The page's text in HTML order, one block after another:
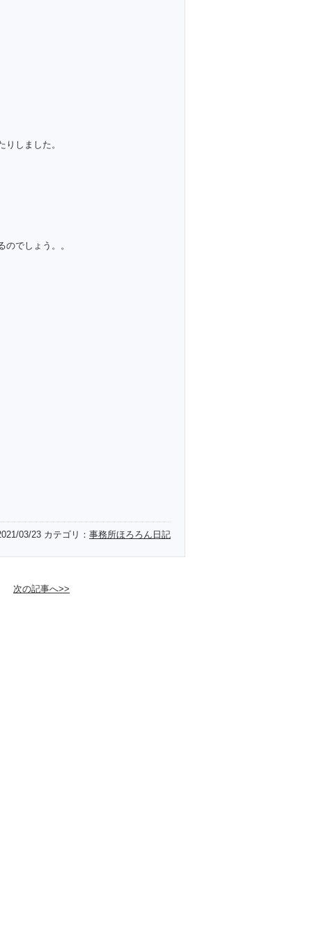
しました。
でしょう。。
03/23 カテゴリ： 事務所ほろろん日記
次の記事へ>>